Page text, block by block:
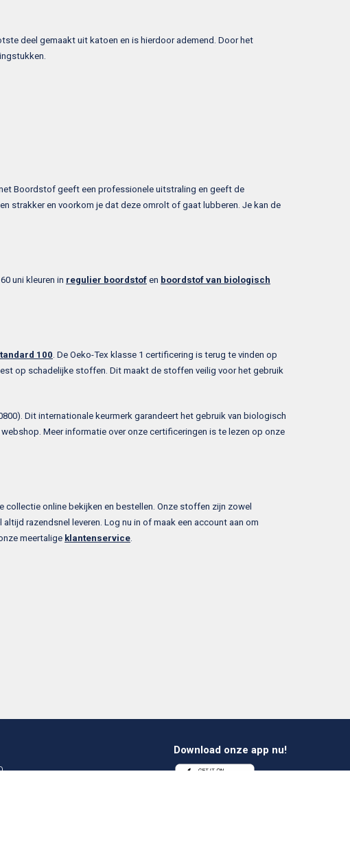
deel gemaakt uit katoen en is hierdoor ademend. Door het
Boordstof geeft een professionele uitstraling en geeft de
strakker en voorkom je dat deze omrolt of gaat lubberen. Je kan de
uni kleuren in regulier boordstof en boordstof van biologisch
100 . De Oeko-Tex klasse 1 certificering is terug te vinden op
op schadelijke stoffen. Dit maakt de stoffen veilig voor het gebruik
Dit internationale keurmerk garandeert het gebruik van biologisch
Meer informatie over onze certificeringen is te lezen op onze
online bekijken en bestellen. Onze stoffen zijn zowel
razendsnel leveren. Log nu in of maak een account aan om
meertalige klantenservice
Download onze app nu!